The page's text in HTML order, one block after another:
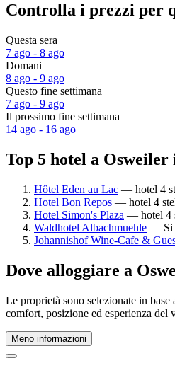
Controlla i prezzi per
Questa sera
7 ago - 8 ago
Domani
8 ago - 9 ago
Questo fine settimana
7 ago - 9 ago
Il prossimo fine settimana
14 ago - 16 ago
Top 5 hotel a Osweiler
Hôtel Eden au Lac — hotel 4
Hotel Bon Repos — hotel 4
Hotel Simon's Plaza — hotel 4
Waldhotel Albachmuehle — Si
Johannishof Wine-Cafe &
Dove alloggiare a
Le proprietà sono selezionate in
comfort, posizione ed esperienza
Meno informazioni